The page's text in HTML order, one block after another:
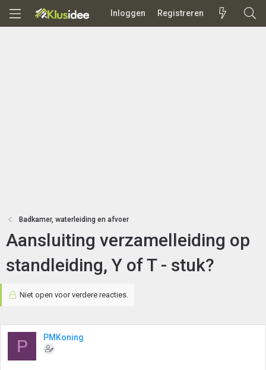
Inloggen Registreren
Badkamer, waterleiding en afvoer
Aansluiting verzamelleiding op
standleiding, Y of T - stuk?
Niet open voor verdere reacties.
P PMKoning